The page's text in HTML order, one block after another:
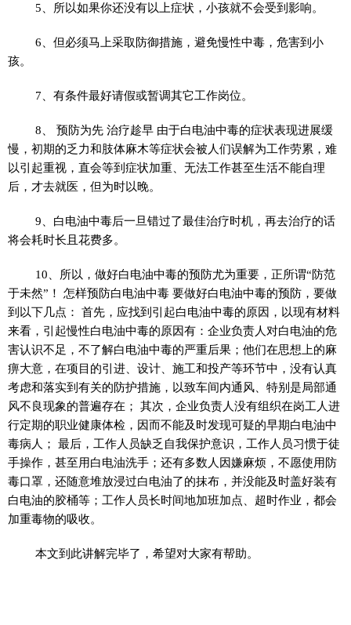
5、所以如果你还没有以上症状，小孩就不会受到影响。
6、但必须马上采取防御措施，避免慢性中毒，危害到小
孩。
7、有条件最好请假或暂调其它工作岗位。
8、 预防为先 治疗趁早 由于白电油中毒的症状表现进展缓
慢，初期的乏力和肢体麻木等症状会被人们误解为工作劳累，难
以引起重视，直会等到症状加重、无法工作甚至生活不能自理
后，才去就医，但为时以晚。
9、白电油中毒后一旦错过了最佳治疗时机，再去治疗的话
将会耗时长且花费多。
10、所以，做好白电油中毒的预防尤为重要，正所谓“防范
于未然”！ 怎样预防白电油中毒 要做好白电油中毒的预防，要做
到以下几点： 首先，应找到引起白电油中毒的原因，以现有材料
来看，引起慢性白电油中毒的原因有：企业负责人对白电油的危
害认识不足，不了解白电油中毒的严重后果；他们在思想上的麻
痹大意，在项目的引进、设计、施工和投产等环节中，没有认真
考虑和落实到有关的防护措施，以致车间内通风、特别是局部通
风不良现象的普遍存在； 其次，企业负责人没有组织在岗工人进
行定期的职业健康体检，因而不能及时发现可疑的早期白电油中
毒病人； 最后，工作人员缺乏自我保护意识，工作人员习惯于徒
手操作，甚至用白电油洗手；还有多数人因嫌麻烦，不愿使用防
毒口罩，还随意堆放浸过白电油了的抹布，并没能及时盖好装有
白电油的胶桶等；工作人员长时间地加班加点、超时作业，都会
加重毒物的吸收。
本文到此讲解完毕了，希望对大家有帮助。